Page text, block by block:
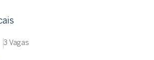
3 Vagas